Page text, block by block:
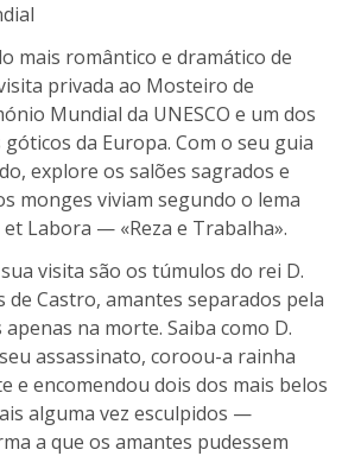
mais romântico e dramático de
privada ao Mosteiro de
Mundial da UNESCO e um dos
da Europa. Com o seu guia
explore os salões sagrados e
monges viviam segundo o lema
Labora — «Reza e Trabalha».
visita são os túmulos do rei D.
de Castro, amantes separados pela
na morte. Saiba como D.
assassinato, coroou-a rainha
e encomendou dois dos mais belos
alguma vez esculpidos —
a que os amantes pudessem